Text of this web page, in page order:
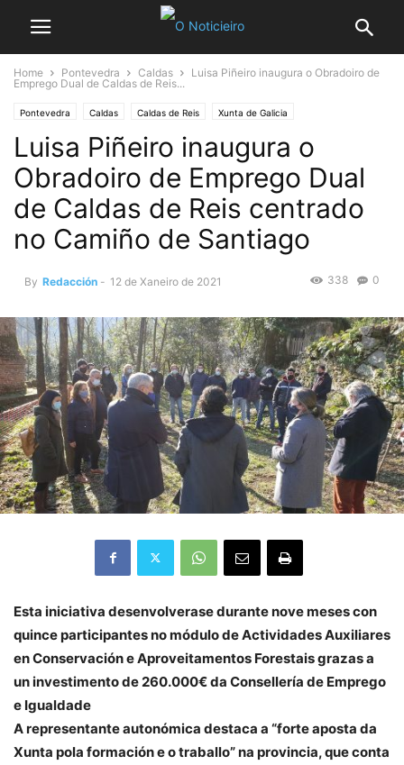
Home Pontevedra Caldas
Luisa Piñeiro inaugura o Obradoiro de
Emprego Dual de Caldas de Reis...
Pontevedra Caldas Caldas de Reis Xunta de Galicia
Luisa Piñeiro inaugura o
Obradoiro de Emprego Dual
de Caldas de Reis centrado
no Camiño de Santiago
By Redacción - 12 de Xaneiro de 2021 0
338
Esta iniciativa desenvolverase durante nove meses con
quince participantes no módulo de Actividades Auxiliares
en Conservación e Aproveitamentos Forestais grazas a
un investimento de 260.000€ da Consellería de Emprego
e Igualdade
A representante autonómica destaca a “forte aposta da
Xunta pola formación e o traballo” na provincia, que conta